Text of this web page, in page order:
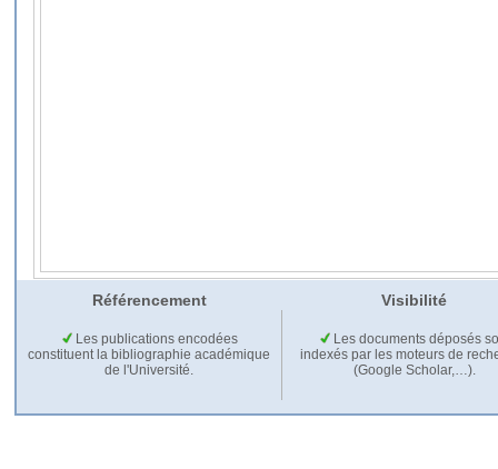
Référencement Visibilité
Les publications encodées
constituent la bibliographie académique
de l'Université.
Les documents déposés
indexés par les moteurs de
(Google Scholar,…).